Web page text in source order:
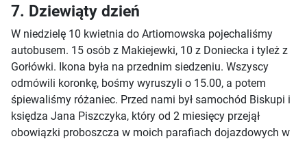
7. Dziewiąty dzień
W niedzielę 10 kwietnia do Artiomowska pojechaliśmy
autobusem. 15 osób z Makiejewki, 10 z Doniecka i tyleż z
Gorłówki. Ikona była na przednim siedzeniu. Wszyscy
odmówili koronkę, bośmy wyruszyli o 15.00, a potem
śpiewaliśmy różaniec. Przed nami był samochód Biskupi i
księdza Jana Piszczyka, który od 2 miesięcy przejął
obowiązki proboszcza w moich parafiach dojazdowych w